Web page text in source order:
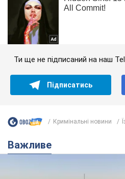
Ти ще не підписаний на наш
Підписатись
Кримінальні новини
Важливе